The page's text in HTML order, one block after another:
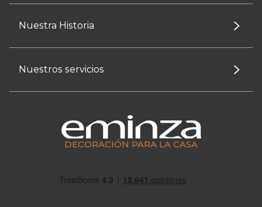
Nuestra Historia
Nuestros servicios
DECORACIÓN PARA LA CASA